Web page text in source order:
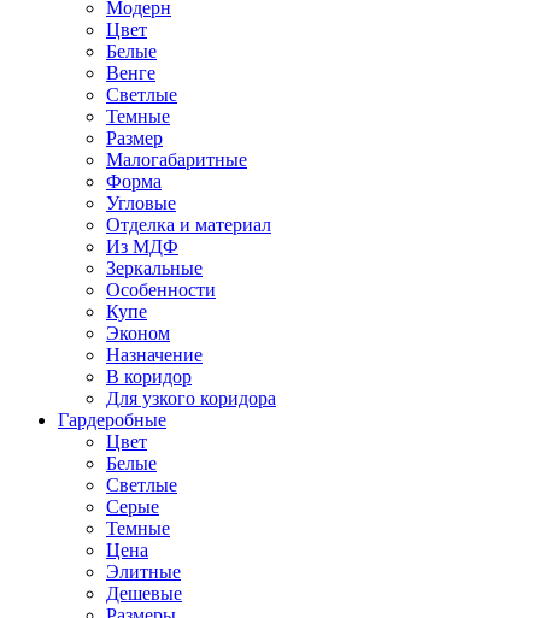
Модерн
Цвет
Белые
Венге
Светлые
Темные
Размер
Малогабаритные
Форма
Угловые
Отделка и материал
Из МДФ
Зеркальные
Особенности
Купе
Эконом
Назначение
В коридор
Для узкого коридора
Гардеробные
Цвет
Белые
Светлые
Серые
Темные
Цена
Элитные
Дешевые